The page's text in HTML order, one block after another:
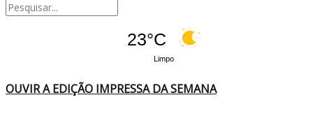
23°C
Limpo
OUVIR A EDIÇÃO IMPRESSA DA SEMANA